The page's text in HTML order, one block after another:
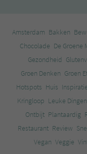
Amsterdam Bakken
Chocolade De Groene
Gezondheid
Groen Denken Groen
Hotspots Huis Inspiratie
Kringloop Leuke Dingen
Ontbijt Plantaardig
Restaurant Review
Vegan Veggie